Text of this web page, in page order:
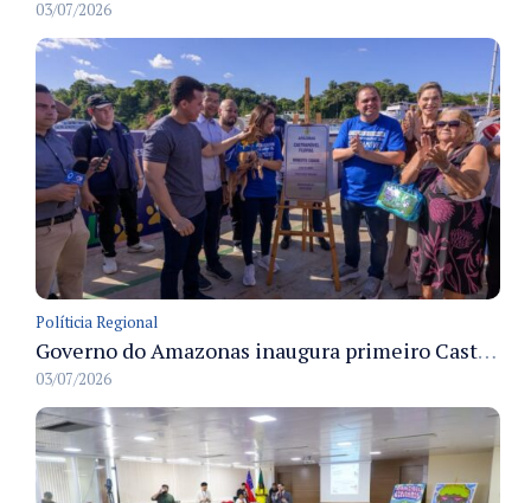
03/07/2026
Políticia Regional
Governo do Amazonas inaugura primeiro Castramóvel Fluvial para atendimento veterinário às comunidades ribeirinhas e castração gratuita
03/07/2026